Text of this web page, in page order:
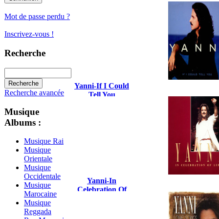
Mot de passe perdu ?
Inscrivez-vous !
Recherche
Recherche avancée
Musique
Albums :
Musique Rai
Musique
Orientale
Musique
Occidentale
Musique
Marocaine
Musique
Reggada
Yanni-If I Could
Tell You
Yanni-In
Celebration Of